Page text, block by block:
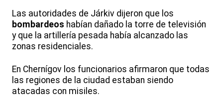
Las autoridades de Járkiv dijeron que los
bombardeos habían dañado la torre de televisión
y que la artillería pesada había alcanzado las
zonas residenciales.
En Chernígov los funcionarios afirmaron que todas
las regiones de la ciudad estaban siendo
atacadas con misiles.